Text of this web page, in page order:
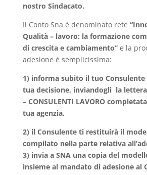
nostro Sindacato.
Il Conto Sna è denominato rete
Qualità – lavoro: la formazione
di crescita e cambiamento”e la
adesione è semplicissima:
1) informa subito il tuo Consulente
tua decisione, inviandogli la lettera
– CONSULENTI LAVORO
tua agenzia.
2) il Consulente ti restituirà il
compilato nella parte relativa
3) invia a SNA una copia del
insieme al mandato di adesione al